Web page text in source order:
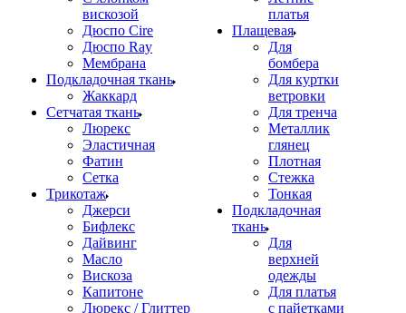
вискозой
Дюспо Cire
Дюспо Ray
Мембрана
Подкладочная ткань
Жаккард
Сетчатая ткань
Люрекс
Эластичная
Фатин
Сетка
Трикотаж
Джерси
Бифлекс
Дайвинг
Масло
Вискоза
Капитоне
Люрекс / Глиттер
платья
Плащевая
Для
бомбера
Для куртки
ветровки
Для тренча
Металлик
глянец
Плотная
Стежка
Тонкая
Подкладочная
ткань
Для
верхней
одежды
Для платья
с пайетками